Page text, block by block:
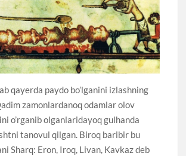
qayerda paydo bo’lganini izlashning
zamonlardanoq odamlar olov
o’rganib olganlaridayoq gulhanda
tanovul qilgan. Biroq baribir bu
Sharq: Eron, Iroq, Livan, Kavkaz deb